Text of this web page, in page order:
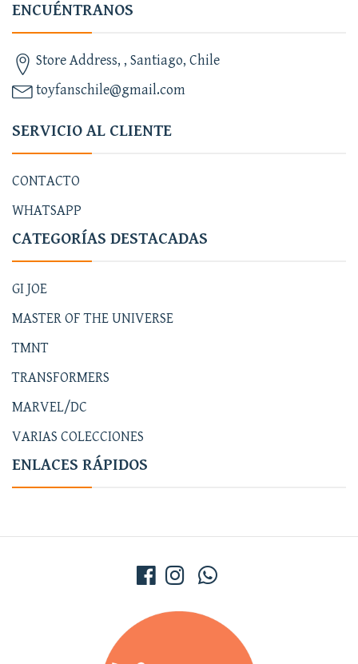
ENCUÉNTRANOS
Store Address, , Santiago, Chile
toyfanschile@gmail.com
SERVICIO AL CLIENTE
CONTACTO
WHATSAPP
CATEGORÍAS DESTACADAS
GI JOE
MASTER OF THE UNIVERSE
TMNT
TRANSFORMERS
MARVEL/DC
VARIAS COLECCIONES
ENLACES RÁPIDOS